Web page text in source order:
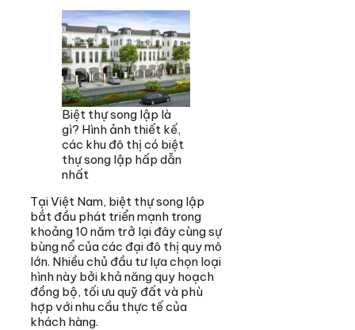
Biệt thự song lập là
gì? Hình ảnh thiết kế,
các khu đô thị có biệt
thự song lập hấp dẫn
nhất
Tại Việt Nam, biệt thự song lập
bắt đầu phát triển mạnh trong
khoảng 10 năm trở lại đây cùng sự
bùng nổ của các đại đô thị quy mô
lớn. Nhiều chủ đầu tư lựa chọn loại
hình này bởi khả năng quy hoạch
đồng bộ, tối ưu quỹ đất và phù
hợp với nhu cầu thực tế của
khách hàng.